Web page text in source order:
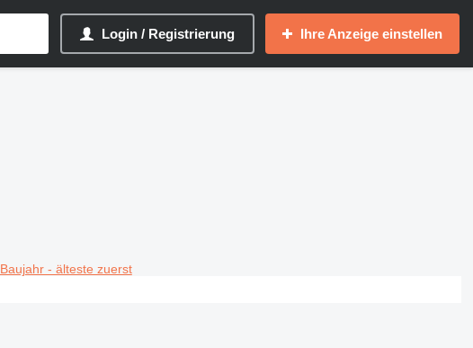
Login / Registrierung Ihre Anzeige einstellen
Baujahr - älteste zuerst